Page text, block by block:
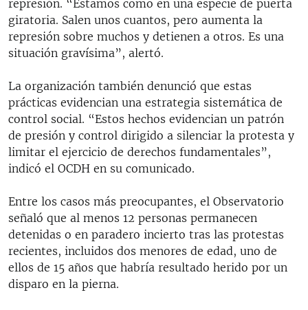
represión. “Estamos como en una especie de puerta
giratoria. Salen unos cuantos, pero aumenta la
represión sobre muchos y detienen a otros. Es una
situación gravísima”, alertó.
La organización también denunció que estas
prácticas evidencian una estrategia sistemática de
control social. “Estos hechos evidencian un patrón
de presión y control dirigido a silenciar la protesta y
limitar el ejercicio de derechos fundamentales”,
indicó el OCDH en su comunicado.
Entre los casos más preocupantes, el Observatorio
señaló que al menos 12 personas permanecen
detenidas o en paradero incierto tras las protestas
recientes, incluidos dos menores de edad, uno de
ellos de 15 años que habría resultado herido por un
disparo en la pierna.